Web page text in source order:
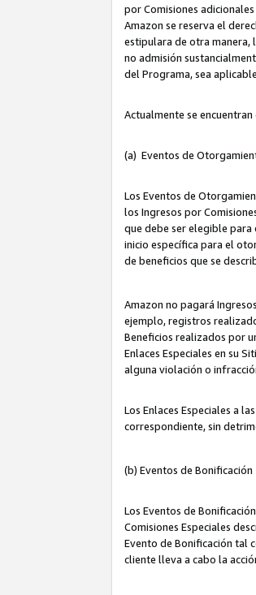
por Comisiones
Amazon se reserva el
estipulara de otra manera,
no admisión
del Programa, sea
Actualmente se
(a) Eventos de
Los Eventos de
los Ingresos por
que debe ser elegible para
inicio específica para el
de beneficios que se
Amazon no pagará
ejemplo, registros
Beneficios realizados por
Enlaces Especiales en su
alguna violación o
Los Enlaces Especiales a
correspondiente, sin
(b) Eventos de Bonificación
Los Eventos de
Comisiones Especiales
Evento de Bonificación tal
cliente lleva a cabo la